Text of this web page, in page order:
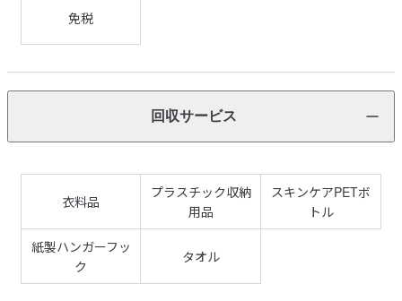
免税
回収サービス
衣料品
プラスチック収納
用品
スキンケアPETボ
トル
紙製ハンガーフッ
ク
タオル